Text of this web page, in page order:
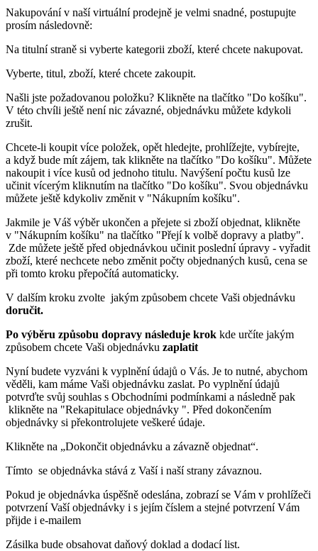
Nakupování v naší virtuální prodejně je velmi snadné, postupujte
prosím následovně:
Na titulní straně si vyberte kategorii zboží, které chcete nakupovat.
Vyberte, titul, zboží, které chcete zakoupit.
Našli jste požadovanou položku? Klikněte na tlačítko "Do košíku".
V této chvíli ještě není nic závazné, objednávku můžete kdykoli
zrušit.
Chcete-li koupit více položek, opět hledejte, prohlížejte, vybírejte,
a když bude mít zájem, tak klikněte na tlačítko "Do košíku". Můžete
nakoupit i více kusů od jednoho titulu. Navýšení počtu kusů lze
učinit vícerým kliknutím na tlačítko "Do košíku". Svou objednávku
můžete ještě kdykoliv změnit v "Nákupním košíku".
Jakmile je Váš výběr ukončen a přejete si zboží objednat, klikněte
v "Nákupním košíku" na tlačítko "Přejí k volbě dopravy a platby".
Zde můžete ještě před objednávkou učinit poslední úpravy - vyřadit
zboží, které nechcete nebo změnit počty objednaných kusů, cena se
při tomto kroku přepočítá automaticky.
V dalším kroku zvolte jakým způsobem chcete Vaši objednávku
doručit.
Po výběru způsobu dopravy následuje krok kde určíte jakým
způsobem chcete Vaši objednávku zaplatit
Nyní budete vyzváni k vyplnění údajů o Vás. Je to nutné, abychom
věděli, kam máme Vaši objednávku zaslat. Po vyplnění údajů
potvrďte svůj souhlas s Obchodními podmínkami a následně pak
klikněte na "Rekapitulace objednávky ". Před dokončením
objednávky si překontrolujete veškeré údaje.
Klikněte na „Dokončit objednávku a závazně objednat“.
Tímto se objednávka stává z Vaší i naší strany závaznou.
Pokud je objednávka úspěšně odeslána, zobrazí se Vám v prohlížeči
potvrzení Vaší objednávky i s jejím číslem a stejné potvrzení Vám
přijde i e-mailem
Zásilka bude obsahovat daňový doklad a dodací list.